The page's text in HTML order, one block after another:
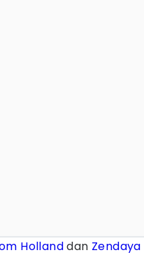
Hollanddan Zendaya